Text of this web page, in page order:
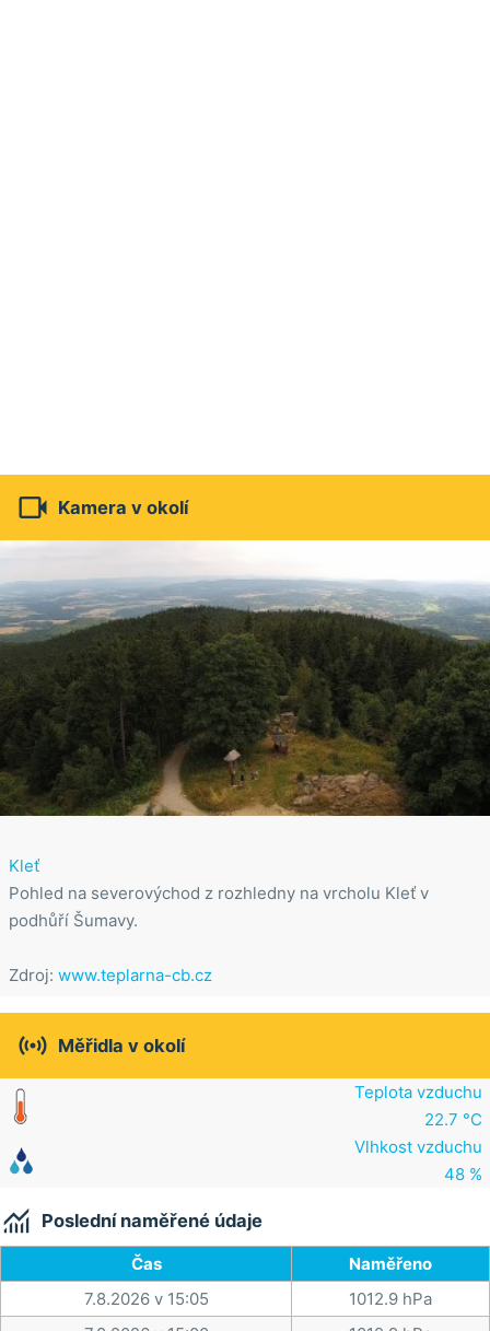
 Kamera v okolí
Kleť
Pohled na severovýchod z rozhledny na vrcholu Kleť v
podhůří Šumavy.
Zdroj: www.teplarna-cb.cz
 Měřidla v okolí
Teplota vzduchu
22.7 °C
Vlhkost vzduchu
48 %
 Poslední naměřené údaje
Čas
Naměřeno
7.8.2026 v 15:05
1012.9 hPa